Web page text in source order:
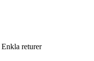
Enkla returer